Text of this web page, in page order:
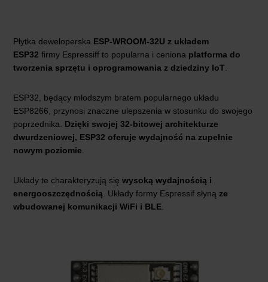
Płytka deweloperska ESP-WROOM-32U z układem
ESP32 firmy Espressiff to popularna i ceniona platforma do
tworzenia sprzętu i oprogramowania z dziedziny IoT
ESP32, będący młodszym bratem popularnego układu
ESP8266, przynosi znaczne ulepszenia w stosunku do swojego
poprzednika. Dzięki swojej 32-bitowej architekturze
dwurdzeniowej, ESP32 oferuje wydajność na zupełnie
nowym poziomie
Układy te charakteryzują się wysoką wydajnością i
energooszczędnością . Układy formy Espressif słyną ze
wbudowanej komunikacji WiFi i BLE